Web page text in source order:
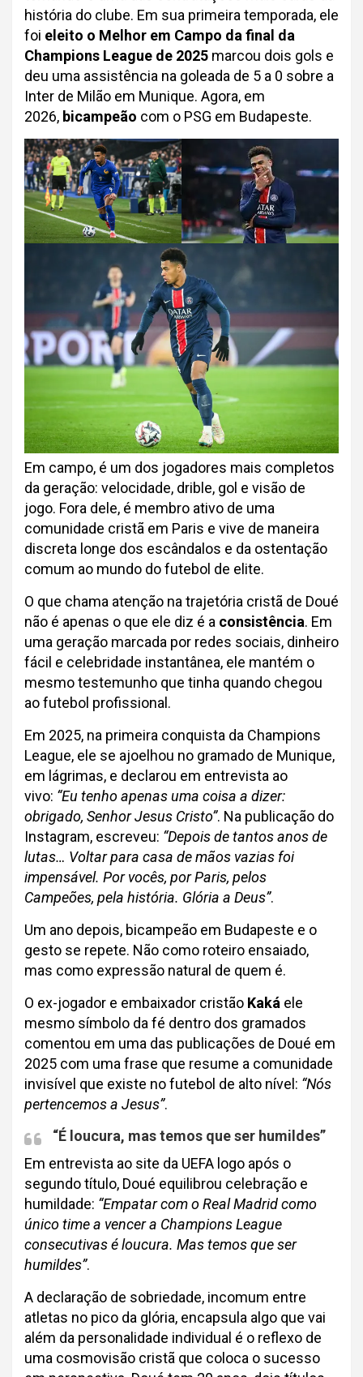
história do clube. Em sua primeira temporada, ele
foi eleito o Melhor em Campo da final da
Champions League de 2025 marcou dois gols e
deu uma assistência na goleada de 5 a 0 sobre a
Inter de Milão em Munique. Agora, em
2026, bicampeão com o PSG em Budapeste.
Em campo, é um dos jogadores mais completos
da geração: velocidade, drible, gol e visão de
jogo. Fora dele, é membro ativo de uma
comunidade cristã em Paris e vive de maneira
discreta longe dos escândalos e da ostentação
comum ao mundo do futebol de elite.
O que chama atenção na trajetória cristã de Doué
não é apenas o que ele diz é a consistência. Em
uma geração marcada por redes sociais, dinheiro
fácil e celebridade instantânea, ele mantém o
mesmo testemunho que tinha quando chegou
ao futebol profissional.
Em 2025, na primeira conquista da Champions
League, ele se ajoelhou no gramado de Munique,
em lágrimas, e declarou em entrevista ao
vivo: “Eu tenho apenas uma coisa a dizer:
obrigado, Senhor Jesus Cristo”. Na publicação do
Instagram, escreveu: “Depois de tantos anos de
lutas… Voltar para casa de mãos vazias foi
impensável. Por vocês, por Paris, pelos
Campeões, pela história. Glória a Deus”.
Um ano depois, bicampeão em Budapeste e o
gesto se repete. Não como roteiro ensaiado,
mas como expressão natural de quem é.
O ex-jogador e embaixador cristão Kaká ele
mesmo símbolo da fé dentro dos gramados
comentou em uma das publicações de Doué em
2025 com uma frase que resume a comunidade
invisível que existe no futebol de alto nível: “Nós
pertencemos a Jesus”.
“É loucura, mas temos que ser humildes”
Em entrevista ao site da UEFA logo após o
segundo título, Doué equilibrou celebração e
humildade: “Empatar com o Real Madrid como
único time a vencer a Champions League
consecutivas é loucura. Mas temos que ser
humildes”.
A declaração de sobriedade, incomum entre
atletas no pico da glória, encapsula algo que vai
além da personalidade individual é o reflexo de
uma cosmovisão cristã que coloca o sucesso